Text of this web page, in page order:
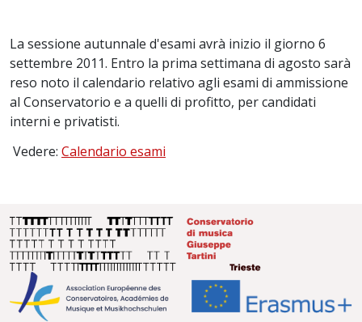
La sessione autunnale d'esami avrà inizio il giorno 6
settembre 2011. Entro la prima settimana di agosto sarà
reso noto il calendario relativo agli esami di ammissione
al Conservatorio e a quelli di profitto, per candidati
interni e privatisti.
Vedere: Calendario esami